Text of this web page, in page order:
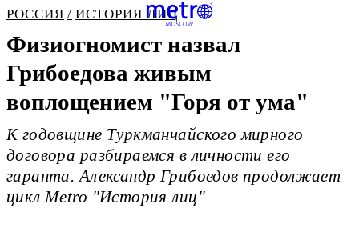
РОССИЯ ИСТОРИЯ ЛИЦ
Физиогномист назвал
Грибоедова живым
воплощением "Горя от ума"
К годовщине Туркманчайского мирного
договора разбираемся в личности его
гаранта. Александр Грибоедов продолжает
цикл Metro "История лиц"